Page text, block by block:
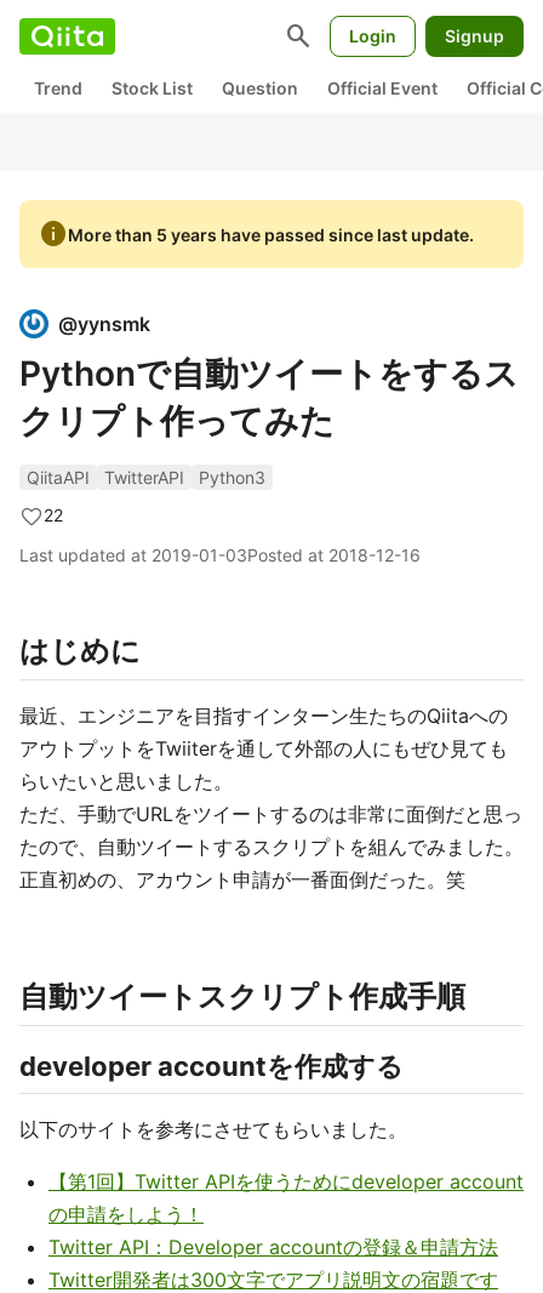
search Login Signup
Trend Stock List Question Official Event Official
infoMore than 5 years have passed since last update.
@yynsmk
Pythonで自動ツイートをするス
クリプト作ってみた
QiitaAPI TwitterAPI
Python3
22
Last updated at 2019-01-03Posted at 2018-12-16
はじめに
最近、エンジニアを目指すインターン生たちのQiitaへの
アウトプットをTwiiterを通して外部の人にもぜひ見ても
らいたいと思いました。
ただ、手動でURLをツイートするのは非常に面倒だと思っ
たので、自動ツイートするスクリプトを組んでみました。
正直初めの、アカウント申請が一番面倒だった。笑
自動ツイートスクリプト作成手順
developer accountを作成する
以下のサイトを参考にさせてもらいました。
【第1回】Twitter APIを使うためにdeveloper account
の申請をしよう！
Twitter API：Developer accountの登録＆申請方法
Twitter開発者は300文字でアプリ説明文の宿題です